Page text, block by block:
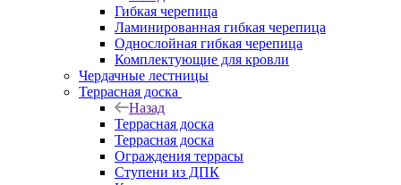
Гибкая черепица
Ламинированная гибкая черепица
Однослойная гибкая черепица
Комплектующие для кровли
Чердачные лестницы
Террасная доска
Назад
Террасная доска
Террасная доска
Ограждения террасы
Ступени из ДПК